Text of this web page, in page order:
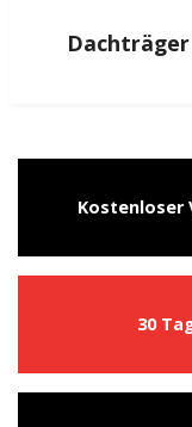
Kostenloser
30